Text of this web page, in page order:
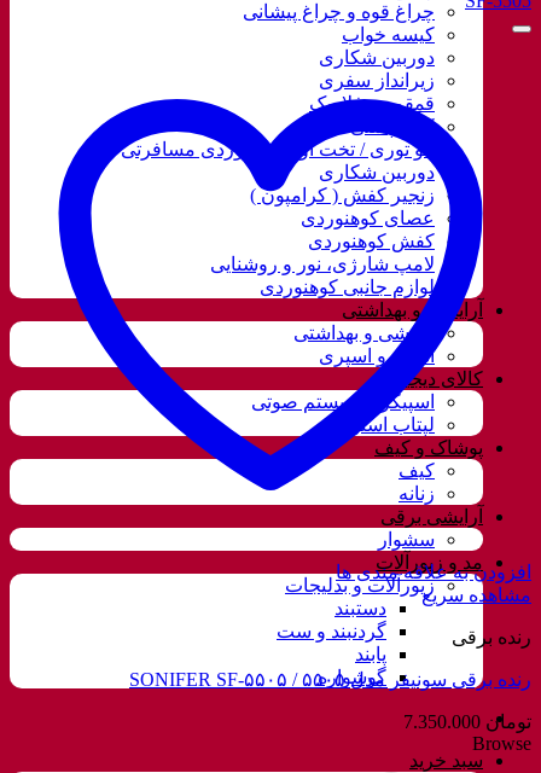
چراغ قوه و چراغ پیشانی
کیسه خواب
دوربین شکاری
زیرانداز سفری
قمقمه و فلاسک
کوله پشتی
ننو توری / تخت آویز کوهنوردی مسافرتی
دوربین شکاری
زنجیر کفش ( کرامپون )
عصای کوهنوردی
کفش کوهنوردی
لامپ شارژی، نور و روشنایی
لوازم جانبی کوهنوردی
آرایشی و بهداشتی
آرایشی و بهداشتی
ادکلن و اسپری
کالای دیجیتال
اسپیکر و سیستم صوتی
لپتاب استوک
پوشاک و کیف
کیف
زنانه
آرایشی برقی
سشوار
مد و زیورآلات
زیورآلات و بدلیجات
دستبند
گردنبند و ست
پابند
گوشواره
سبد خرید
افزودن به علاقه مندی ها
مشاهده سریع
رنده برقی
رنده برقی سونیفر مدل ۵۵۰۵ / SONIFER SF-۵۵۰۵
تومان
Browse